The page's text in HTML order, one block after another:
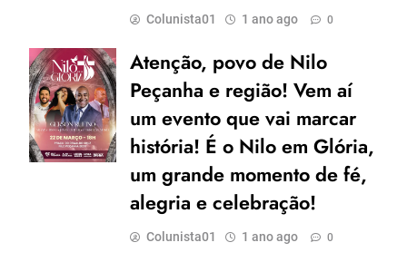
Colunista01 1 ano ago 0
Atenção, povo de Nilo
Peçanha e região! Vem aí
um evento que vai marcar
história! É o Nilo em Glória,
um grande momento de fé,
alegria e celebração!
Colunista01 1 ano ago 0